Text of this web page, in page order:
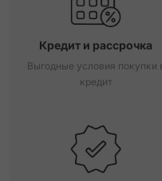
Кредит и рассрочка
Выгодные условия покупки
кредит